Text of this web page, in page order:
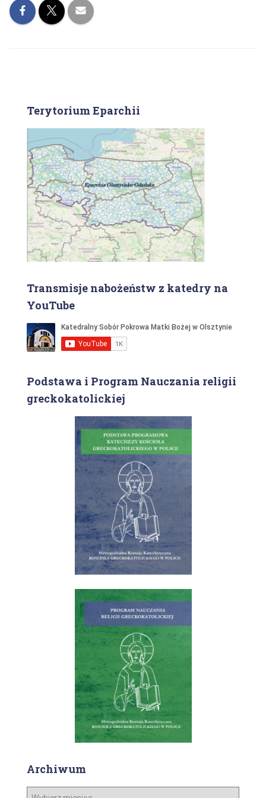
Terytorium Eparchii
Transmisje nabożeństw z katedry na
YouTube
Podstawa i Program Nauczania religii
greckokatolickiej
Archiwum